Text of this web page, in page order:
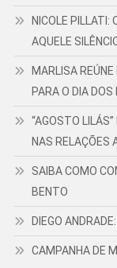
NICOLE PILLATI:
AQUELE
MARLISA
PARA O DIA DOS
“AGOSTO
NAS RELAÇÕES
SAIBA COMO
BENTO
DIEGO
CAMPANHA DE